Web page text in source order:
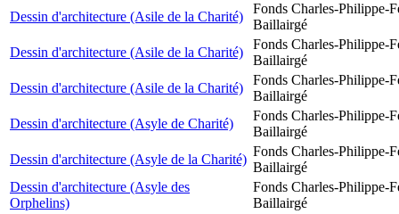
Dessin d'architecture (Asile de la Charité)
Fonds Charles-Philippe-
Baillairgé
Dessin d'architecture (Asile de la Charité)
Fonds Charles-Philippe-
Baillairgé
Dessin d'architecture (Asile de la Charité)
Fonds Charles-Philippe-
Baillairgé
Dessin d'architecture (Asyle de Charité)
Fonds Charles-Philippe-
Baillairgé
Dessin d'architecture (Asyle de la Charité)
Fonds Charles-Philippe-
Baillairgé
Dessin d'architecture (Asyle des
Orphelins)
Fonds Charles-Philippe-
Baillairgé